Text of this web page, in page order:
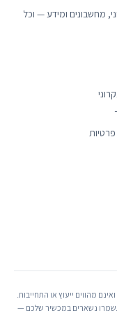
מחשבונים ומידע — וכל
פרטיות
מהווים ייעוץ או התחייבות.
נשארים במכשיר שלכם —